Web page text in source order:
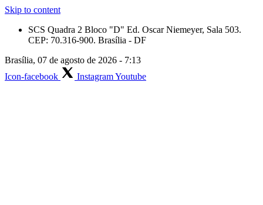
Skip to content
SCS Quadra 2 Bloco "D" Ed. Oscar Niemeyer, Sala 503.
CEP: 70.316-900. Brasília - DF
Brasília, 07 de agosto de 2026 - 7:13
Icon-facebook
InstagramYoutube